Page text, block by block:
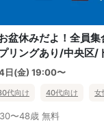
お盆休みだよ！全員
リングあり/中央区/
日(金) 19:00〜
代向け 40代向け 女
30〜48歳 無料